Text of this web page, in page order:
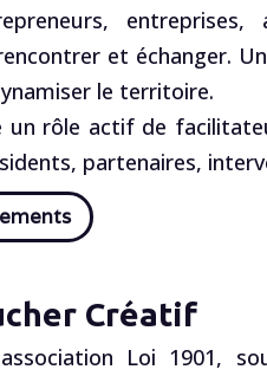
entreprises,
et échanger.
le territoire.
un rôle actif de
partenaires,
Créatif
Loi 1901,